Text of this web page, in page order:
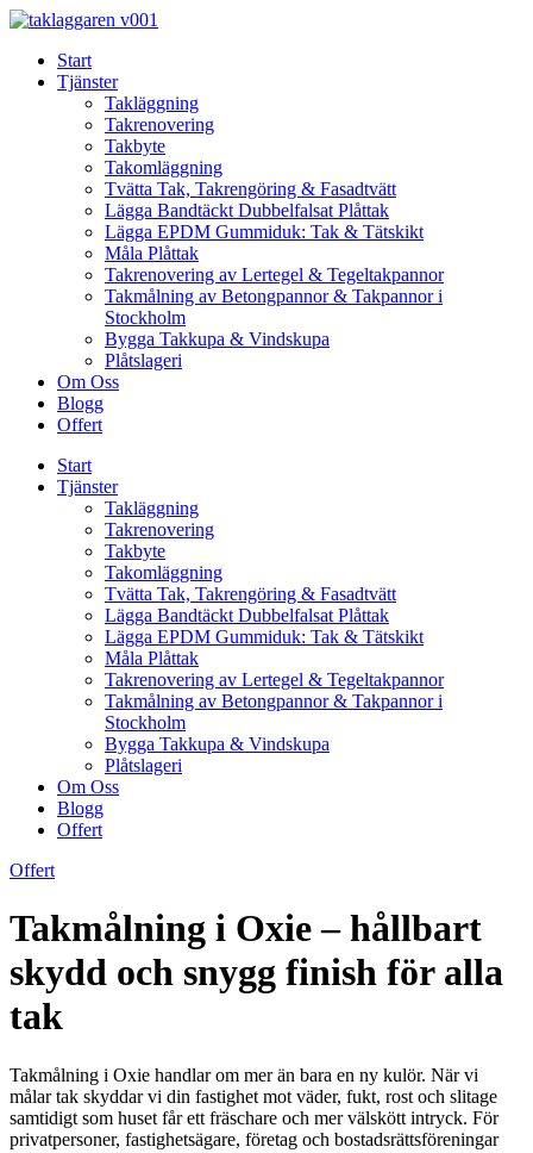
Skip
contentStart
Tjänster
Takläggning
Takrenovering
Takbyte
Takomläggning
Tvätta Tak, Takrengöring & Fasadtvätt
Lägga Bandtäckt Dubbelfalsat Plåttak
Lägga EPDM Gummiduk: Tak & Tätskikt
Måla Plåttak
Takrenovering av Lertegel & Tegeltakpannor
Takmålning av Betongpannor & Takpannor i
Stockholm
Bygga Takkupa & Vindskupa
Plåtslageri
Om Oss
Blogg
Offert
Start
Tjänster
Takläggning
Takrenovering
Takbyte
Takomläggning
Tvätta Tak, Takrengöring & Fasadtvätt
Lägga Bandtäckt Dubbelfalsat Plåttak
Lägga EPDM Gummiduk: Tak & Tätskikt
Måla Plåttak
Takrenovering av Lertegel & Tegeltakpannor
Takmålning av Betongpannor & Takpannor i
Stockholm
Bygga Takkupa & Vindskupa
Plåtslageri
Om Oss
Blogg
Offert
Offert
Takmålning i Oxie – hållbart
skydd och snygg finish för alla
tak
Takmålning i Oxie handlar om mer än bara en ny kulör. När vi
målar tak skyddar vi din fastighet mot väder, fukt, rost och slitage
samtidigt som huset får ett fräschare och mer välskött intryck. För
privatpersoner, fastighetsägare, företag och bostadsrättsföreningar